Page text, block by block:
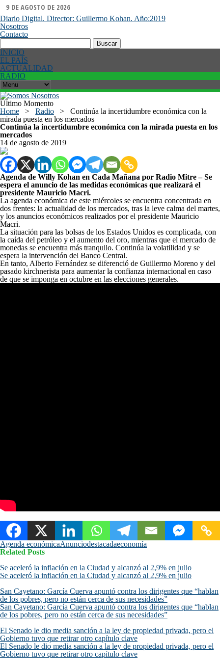
9 DE AGOSTO DE 2026
Diario Digital. Director: Guillermo Kohan. Año:2019
Nosotros
Contacto
Buscar:
INICIO
EL PAÍS
ACTUALIDAD
RADIO
Último Momento
Home > Radio > Continúa la incertidumbre económica con la
mirada puesta en los mercados
Continúa la incertidumbre económica con la mirada puesta en los
mercados
14 de agosto de 2019
Agenda de Willy Kohan en Cada Mañana por Radio Mitre – Se
espera el anuncio de las medidas económicas que realizará el
presidente Mauricio Macri.
La agenda económica de este miércoles se encuentra concentrada en
dos frentes: la actualidad de los mercados, tras la leve calma del martes,
y los anuncios económicos realizados por el presidente Mauricio
Macri.
La situación para las bolsas de los Estados Unidos es complicada, con
la caída del petróleo y el aumento del oro, mientras que el mercado de
monedas se encuentra más tranquilo. Continúa la volatilidad y se
espera la intervención del Banco Central.
En tanto, Alberto Fernández se diferenció de Guillermo Moreno y del
pasado kirchnerista para aumentar la confianza internacional en caso
de que se imponga en octubre en las elecciones generales.
Agenda económicaAnunciodestacadaeconomía
Related Posts
Se aceleró la inflación en la Ciudad y alcanzó al 2,9% en julio
Se aceleró la inflación en la Ciudad y alcanzó al 2,9% en julio
San Cayetano: García Cuerva apuntó contra los dirigentes que “hablan
de los pobres, pero no están cerca de sus necesidades”
San Cayetano: García Cuerva apuntó contra los dirigentes que “hablan
de los pobres, pero no están cerca de sus necesidades”
El Senado le dio media sanción a la ley de propiedad privada, pero el
Gobierno tuvo que retirar otro capítulo clave
El Senado le dio media sanción a la ley de propiedad privada, pero el
Gobierno tuvo que retirar otro capítulo clave